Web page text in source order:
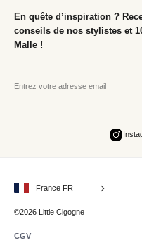
En quête d’inspiration ?
conseils de nos stylistes et
Malle !
France FR
©2026 Little Cigogne
CGV